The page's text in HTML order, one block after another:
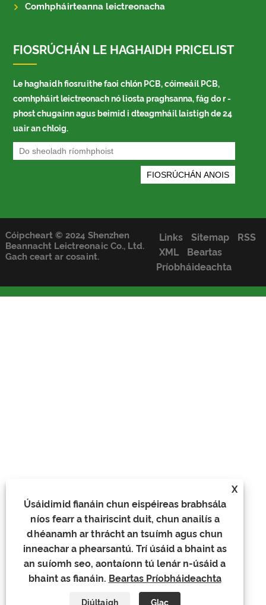
X
Úsáidimid fianáin chun eispéireas brabhsála
níos fearr a thairiscint duit, chun anailís a
dhéanamh ar thrácht an tsuímh agus chun
inneachar a phearsantú. Trí úsáid a bhaint as
an suíomh seo, aontaíonn tú lenár n-úsáid a
bhaint as fianáin. Beartas Príobháideachta
Diúltaigh Glac
Comhpháirteanna leictreonacha
FIOSRÚCHÁN LE HAGHAIDH PRICELIST
Le haghaidh fiosruithe faoi chlón PCB, cóimeáil PCB,
comhpháirt leictreonach nó liosta praghsanna, fág do r -
phost chugainn agus beimid i dteagmháil laistigh de 24
uair an chloig.
Cóipcheart © 2024 Shenzhen
Beannacht Leictreonaic Co., Ltd.
Gach ceart ar cosaint.
Links Sitemap
RSS
XML
Beartas
Príobháideachta